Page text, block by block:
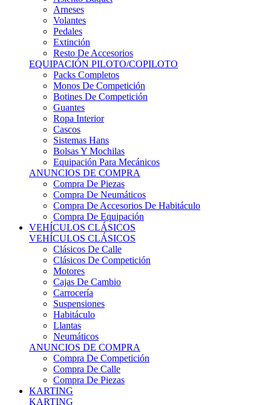
Arneses
Volantes
Pedales
Extinción
Resto De Accesorios
EQUIPACIÓN PILOTO/COPILOTO
Packs Completos
Monos De Competición
Botines De Competición
Guantes
Ropa Interior
Cascos
Sistemas Hans
Bolsas Y Mochilas
Equipación Para Mecánicos
ANUNCIOS DE COMPRA
Compra De Piezas
Compra De Neumáticos
Compra De Accesorios De Habitáculo
Compra De Equipación
VEHÍCULOS CLÁSICOS
VEHÍCULOS CLÁSICOS
Clásicos De Calle
Clásicos De Competición
Motores
Cajas De Cambio
Carrocería
Suspensiones
Habitáculo
Llantas
Neumáticos
ANUNCIOS DE COMPRA
Compra De Competición
Compra De Calle
Compra De Piezas
KARTING
KARTING